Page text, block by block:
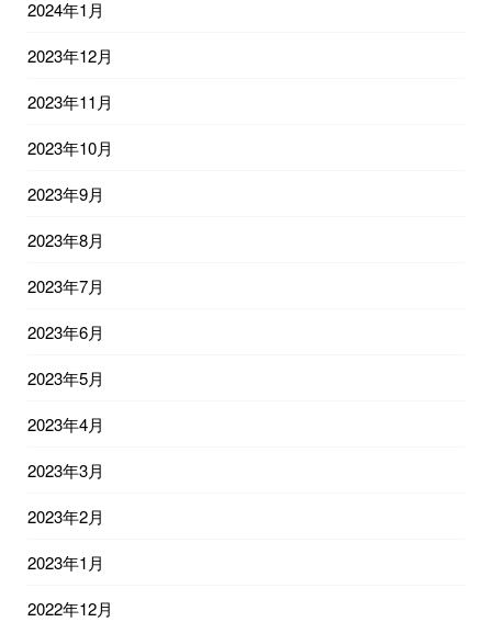
2024年1月
2023年12月
2023年11月
2023年10月
2023年9月
2023年8月
2023年7月
2023年6月
2023年5月
2023年4月
2023年3月
2023年2月
2023年1月
2022年12月